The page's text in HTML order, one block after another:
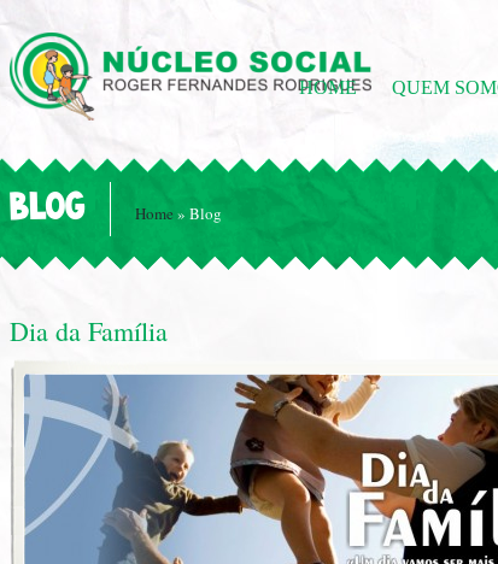
HOME QUEM
BLOG Home » Blog
Dia da Família